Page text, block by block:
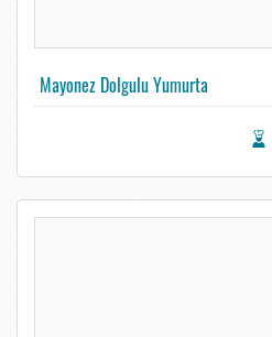
Mayonez Dolgulu Yumurta